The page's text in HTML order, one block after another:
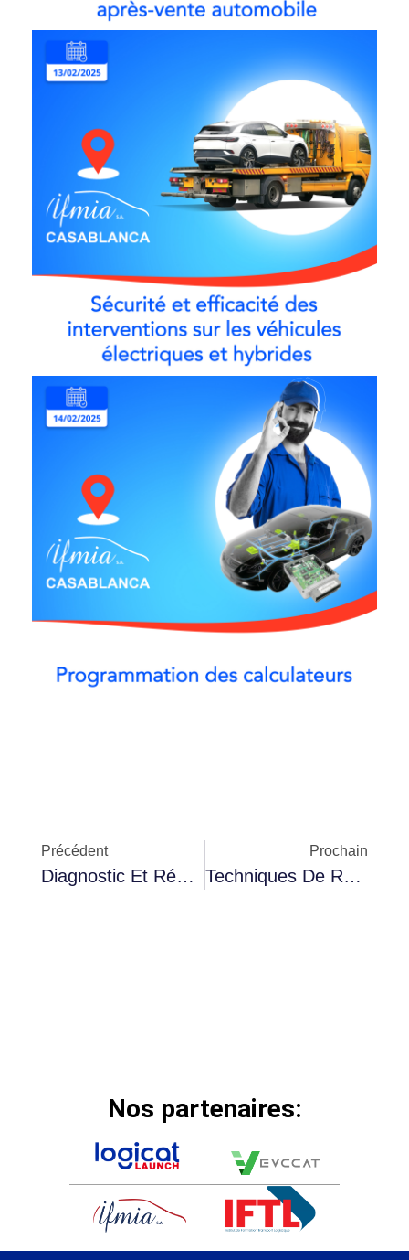
Précédent
Diagnostic Et Réparation Des Systèmes De Gestion Thermique Pour VE/VH
Prochain
Techniques De Remorquage Sécurisées Pour Véhicules Électriques Et Hybrides
Nos partenaires: